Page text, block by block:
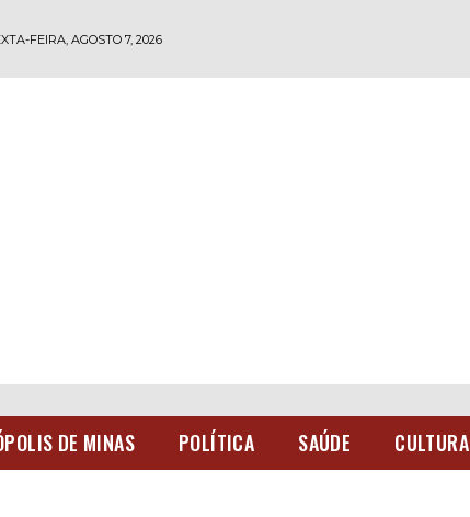
FEIRA, AGOSTO 7, 2026
DE MINAS POLÍTICA SAÚDE CULTURA